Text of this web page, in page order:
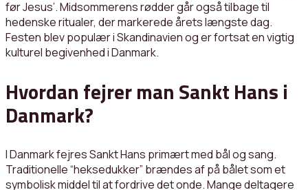
før Jesus’. Midsommerens rødder går også tilbage til
hedenske ritualer, der markerede årets længste dag.
Festen blev populær i Skandinavien og er fortsat en vigtig
kulturel begivenhed i Danmark.
Hvordan fejrer man Sankt Hans i
Danmark?
I Danmark fejres Sankt Hans primært med bål og sang.
Traditionelle “heksedukker” brændes af på bålet som et
symbolisk middel til at fordrive det onde. Mange deltagere